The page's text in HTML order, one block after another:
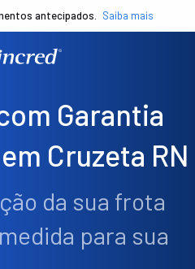
antecipados. Saiba mais
Garantia
Cruzeta RN
da sua frota
para sua